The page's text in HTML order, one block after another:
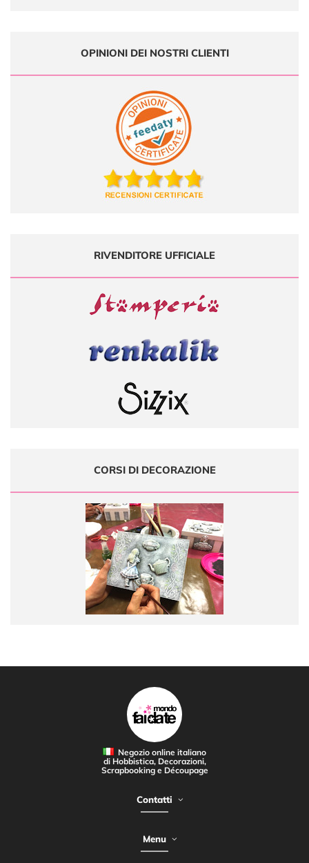
OPINIONI DEI NOSTRI CLIENTI
RIVENDITORE UFFICIALE
CORSI DI DECORAZIONE
Negozio online italiano
di Hobbistica, Decorazioni,
Scrapbooking e Découpage
Contatti
Menu